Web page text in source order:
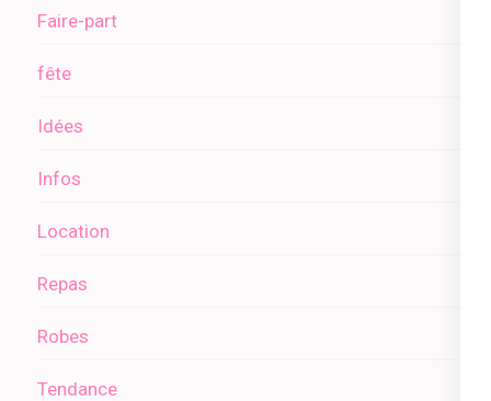
Faire-part
fête
Idées
Infos
Location
Repas
Robes
Tendance